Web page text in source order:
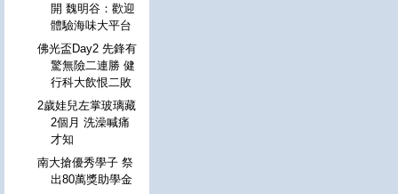
開 魏明谷：歡迎
體驗海味大平台
佛光盃Day2 先鋒有
驚無險二連勝 健
行科大飲恨二敗
2歲娃兒左掌玻璃藏
2個月 洗澡喊痛
才知
南大搶優秀學子 祭
出80萬獎助學金